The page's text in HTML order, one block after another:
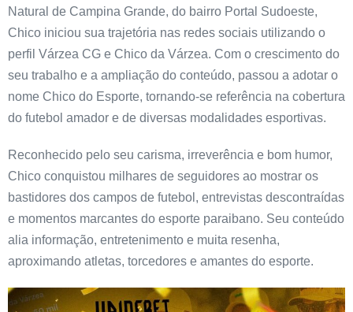
Natural de Campina Grande, do bairro Portal Sudoeste,
Chico iniciou sua trajetória nas redes sociais utilizando o
perfil Várzea CG e Chico da Várzea. Com o crescimento do
seu trabalho e a ampliação do conteúdo, passou a adotar o
nome Chico do Esporte, tornando-se referência na cobertura
do futebol amador e de diversas modalidades esportivas.
Reconhecido pelo seu carisma, irreverência e bom humor,
Chico conquistou milhares de seguidores ao mostrar os
bastidores dos campos de futebol, entrevistas descontraídas
e momentos marcantes do esporte paraibano. Seu conteúdo
alia informação, entretenimento e muita resenha,
aproximando atletas, torcedores e amantes do esporte.